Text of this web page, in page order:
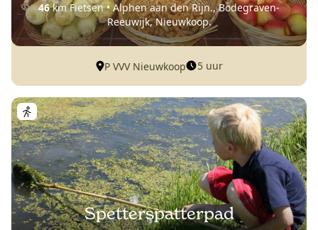
46km Fietsen • Alphen aan den Rijn., Bodegraven-
Reeuwijk, Nieuwkoop.
P VVV Nieuwkoop 5 uur
Spetterspatterpad